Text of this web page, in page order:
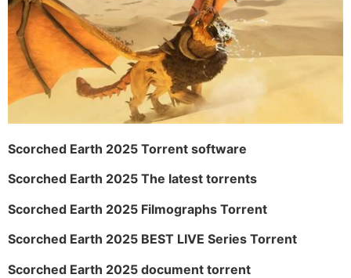
Scorched Earth 2025 Torrent software
Scorched Earth 2025 The latest torrents
Scorched Earth 2025 Filmographs Torrent
Scorched Earth 2025 BEST LIVE Series Torrent
Scorched Earth 2025 document torrent